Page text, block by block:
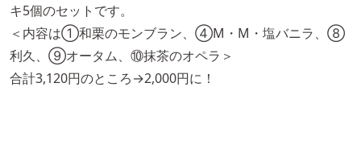
キ5個のセットです。
＜内容は①和栗のモンブラン、④M・M・塩バニラ、⑧
利久、⑨オータム、⑩抹茶のオペラ＞
合計3,120円のところ→2,000円に！